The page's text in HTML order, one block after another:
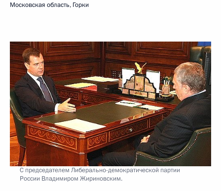
Московская область, Горки
С председателем Либерально-демократической партии
России Владимиром Жириновским.